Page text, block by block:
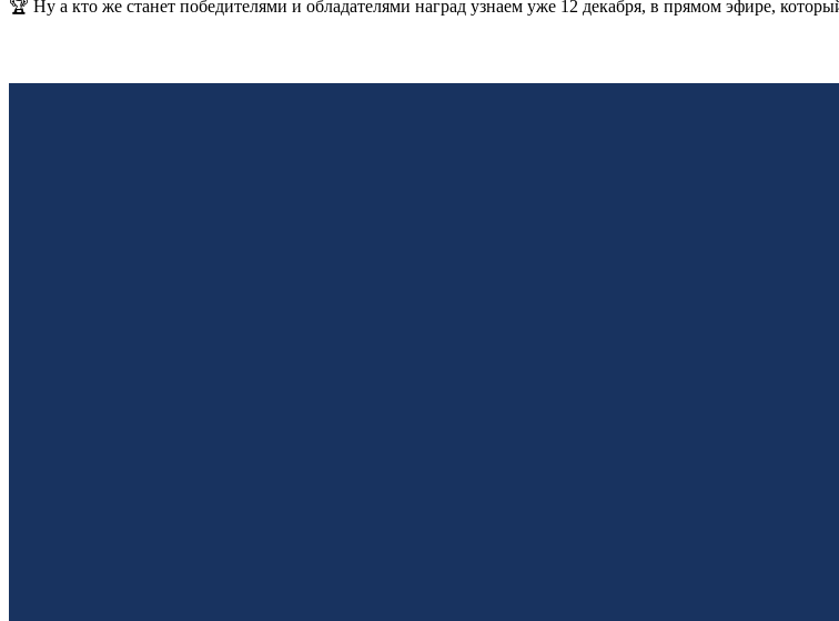
🏆 Ну а кто же станет победителями и обладателями наград узнаем уже 12 декабря, в прямом эфире,